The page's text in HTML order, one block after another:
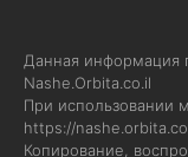
Данная информация
Nashe.Orbita.co.il
При использовании
https://
Копирование,